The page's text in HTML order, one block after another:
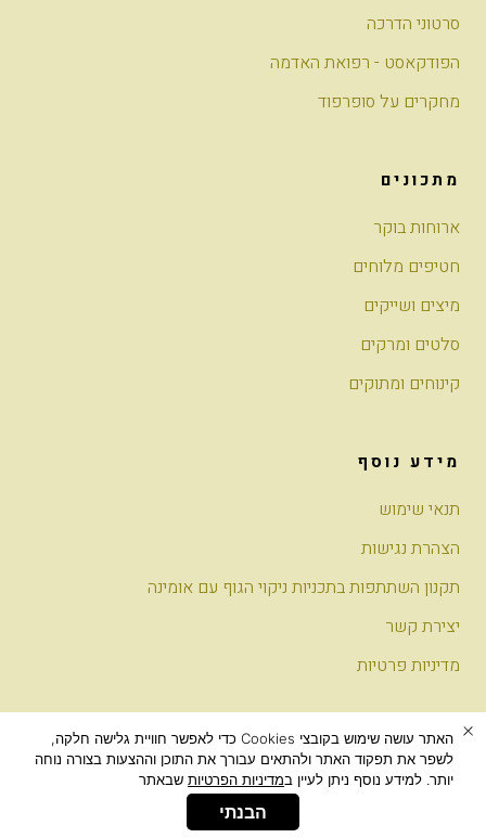
סרטוני הדרכה
הפודקאסט - רפואת האדמה
מחקרים על סופרפוד
מתכונים
ארוחות בוקר
חטיפים מלוחים
מיצים ושייקים
סלטים ומרקים
קינוחים ומתוקים
מידע נוסף
תנאי שימוש
הצהרת נגישות
תקנון השתתפות בתכניות ניקוי הגוף עם אומינה
יצירת קשר
מדיניות פרטיות
© אומינה - צום מיצים ומזונות על
בנייה: סטודיו אלמנט
​האתר עושה שימוש בקובצי Cookies כדי לאפשר חוויית גלישה חלקה,
לשפר את תפקוד האתר ולהתאים עבורך את התוכן וההצעות בצורה נוחה
יותר. למידע נוסף ניתן לעיין במדיניות הפרטיות שבאתר​
הבנתי